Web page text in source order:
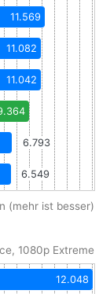
11.569
11.082
11.042
6.793
6.549
(mehr ist besser)
1080p Extreme
12.048